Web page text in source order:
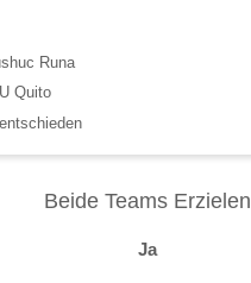
Runa
Quito
Beide Teams Erzielen
Ja